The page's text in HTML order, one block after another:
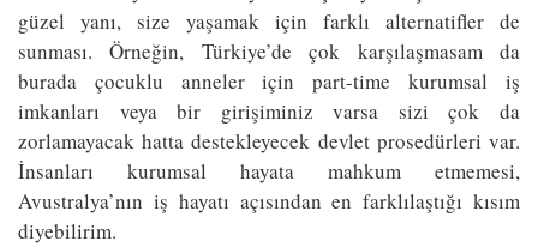
güzel yanı, size yaşamak için farklı alternatifler de
sunması. Örneğin, Türkiye’de çok karşılaşmasam da
burada çocuklu anneler için part-time kurumsal iş
imkanları veya bir girişiminiz varsa sizi çok da
zorlamayacak hatta destekleyecek devlet prosedürleri var.
İnsanları kurumsal hayata mahkum etmemesi,
Avustralya’nın iş hayatı açısından en farklılaştığı kısım
diyebilirim.